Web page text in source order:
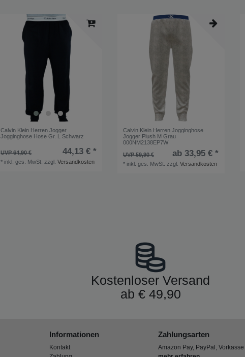
Calvin Klein Herren Jogger
Jogginghose Hose Gr. L Schwarz
UVP 64,90 € 44,13 € *
* inkl. ges. MwSt. zzgl.Versandkosten
Calvin Klein Herren Jogginghose
Jogger Plush M Grau
000NM2138EP7W
UVP 59,90 €
ab 33,95 € *
* inkl. ges. MwSt. zzgl. Versandkosten
Kostenloser Versand
ab € 49,90
Informationen
Kontakt
Zahlungsarten
Amazon Pay, PayPal, Vorkasse